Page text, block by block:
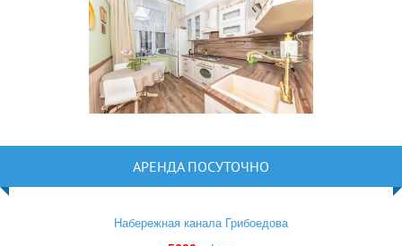
АРЕНДА ПОСУТОЧНО
Набережная канала Грибоедова